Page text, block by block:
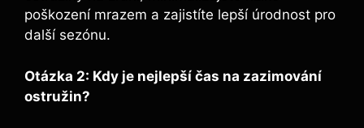
poškození mrazem a zajistíte lepší úrodnost pro
další sezónu.
Otázka 2: Kdy je nejlepší čas na zazimování
ostružin?